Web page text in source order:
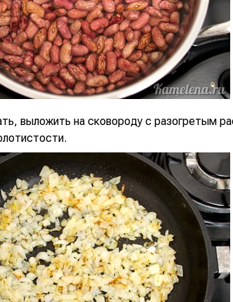
выложить на сковороду с разогретым